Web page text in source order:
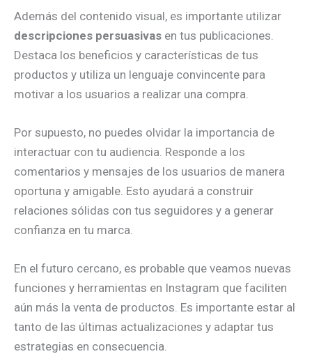
Además del contenido visual, es importante utilizar
descripciones persuasivas en tus publicaciones.
Destaca los beneficios y características de tus
productos y utiliza un lenguaje convincente para
motivar a los usuarios a realizar una compra.
Por supuesto, no puedes olvidar la importancia de
interactuar con tu audiencia. Responde a los
comentarios y mensajes de los usuarios de manera
oportuna y amigable. Esto ayudará a construir
relaciones sólidas con tus seguidores y a generar
confianza en tu marca.
En el futuro cercano, es probable que veamos nuevas
funciones y herramientas en Instagram que faciliten
aún más la venta de productos. Es importante estar al
tanto de las últimas actualizaciones y adaptar tus
estrategias en consecuencia.